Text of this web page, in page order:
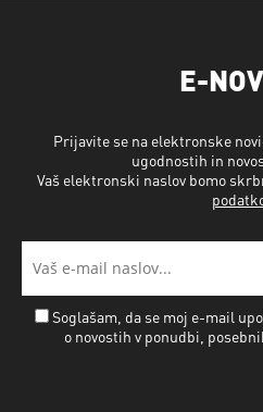
E-
Prijavite se na elektronske
ugodnostih in
Vaš elektronski naslov bomo
Soglašam, da se moj e-mail
o novostih v ponudbi,